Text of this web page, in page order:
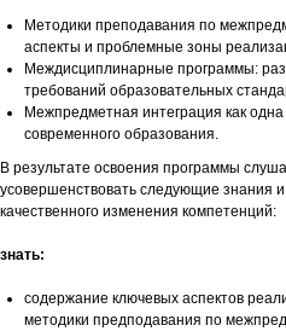
Методики преподавания по
аспекты и проблемные зоны
Междисциплинарные программы:
требований образовательных
Межпредметная интеграция как
современного образования.
В результате освоения программы
усовершенствовать следующие знания
качественного изменения компетенций:
знать:
содержание ключевых аспектов
методики предподавания по